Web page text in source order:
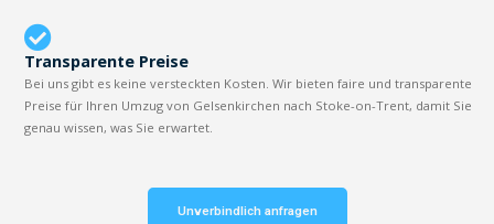
Transparente Preise
Bei uns gibt es keine versteckten Kosten. Wir bieten faire und transparente
Preise für Ihren Umzug von Gelsenkirchen nach Stoke-on-Trent, damit Sie
genau wissen, was Sie erwartet.
Unverbindlich anfragen